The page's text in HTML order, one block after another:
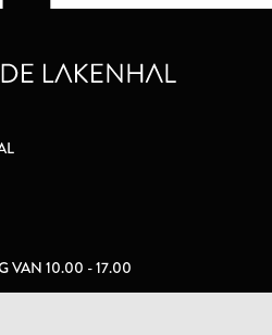
VAN 10.00 - 17.00